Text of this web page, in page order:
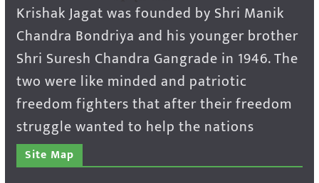
Krishak Jagat was founded by Shri Manik
Chandra Bondriya and his younger brother
Shri Suresh Chandra Gangrade in 1946. The
two were like minded and patriotic
freedom fighters that after their freedom
struggle wanted to help the nations
Site Map